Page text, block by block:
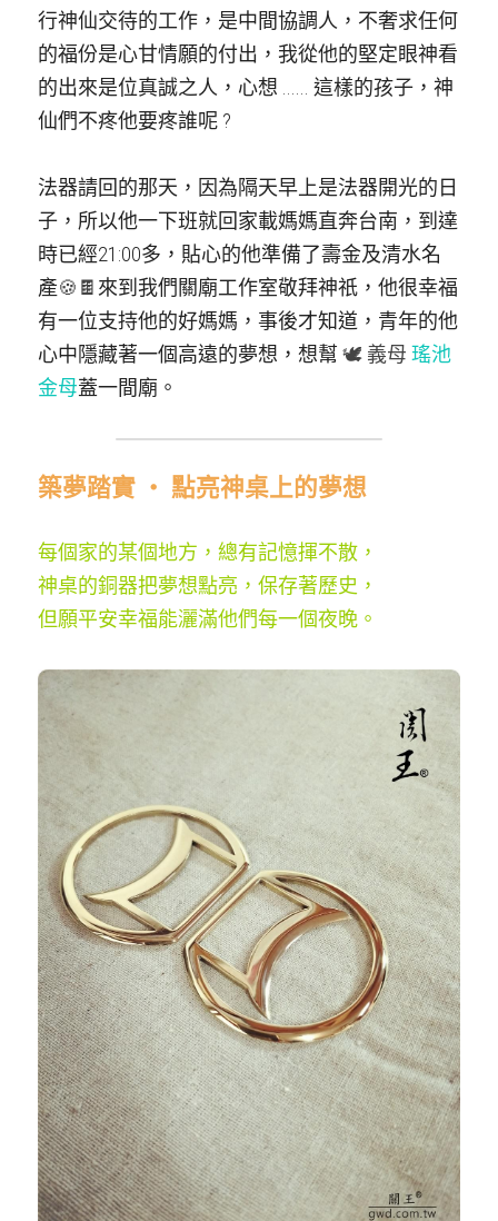
行神仙交待的工作，是中間協調人，不奢求任何
的福份是心甘情願的付出，我從他的堅定眼神看
的出來是位真誠之人，心想 ...... 這樣的孩子，神
仙們不疼他要疼誰呢 ?
法器請回的那天，因為隔天早上是法器開光的日
子，所以他一下班就回家載媽媽直奔台南，到達
時已經21:00多，貼心的他準備了壽金及清水名
產🍪🍫​ 來到我們關廟工作室敬拜神祇，他很幸福
有一位支持他的好媽媽，事後才知道，青年的他
心中隱藏著一個高遠的夢想，想幫 🕊️​ 義母 瑤池
金母蓋一間廟。
築夢踏實 ‧ 點亮神桌上的夢想
每個家的某個地方，總有記憶揮不散，
神桌的銅器把夢想點亮，保存著歷史，
但願平安幸福能灑滿他們每一個夜晚。